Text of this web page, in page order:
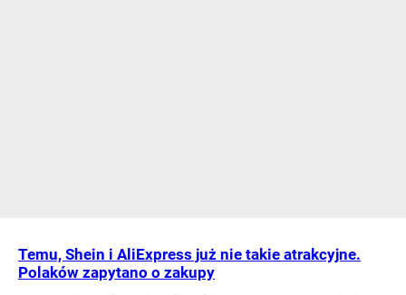
Temu, Shein i AliExpress już nie takie atrakcyjne.
Polaków zapytano o zakupy